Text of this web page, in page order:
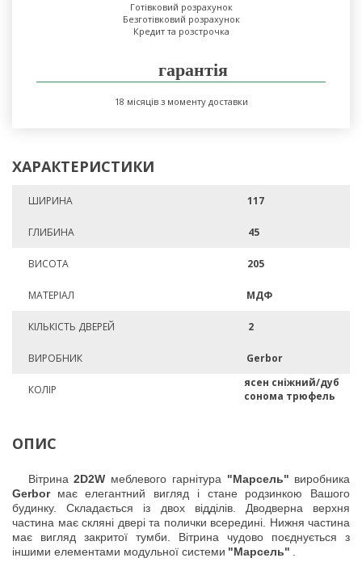
Готівковий розрахунок
Безготівковий розрахунок
Кредит та розстрочка
гарантія
18 місяців з моменту доставки
ХАРАКТЕРИСТИКИ
ШИРИНА 117
ГЛИБИНА 45
ВИСОТА 205
МАТЕРІАЛ МДФ
КІЛЬКІСТЬ ДВЕРЕЙ 2
ВИРОБНИК Gerbor
КОЛІР
ясен сніжний/дуб
сонома трюфель
ОПИС
Вітрина 2D2W меблевого гарнітура "Марсель" виробника
Gerbor
має елегантний вигляд і стане родзинкою Вашого
будинку. Складається із двох відділів. Дводверна верхня
частина має скляні двері та полички всередині. Нижня частина
має вигляд закритої тумби. Вітрина чудово поєднується з
іншими елементами модульної системи "Марсель"